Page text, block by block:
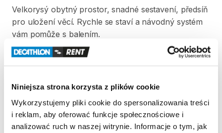
Niniejsza strona korzysta z plików cookie
Wykorzystujemy pliki cookie do spersonalizowania treści
i reklam, aby oferować funkcje społecznościowe i
analizować ruch w naszej witrynie. Informacje o tym, jak
Velkorysý obytný prostor​​​,​ snadné sestavení​​​,​ předsíň
pro uložení věcí. Rychle se staví a návodný systém
vám pomůže s balením.
Strona produktu w sklepie
Zasady wypożyczenia
REGULAMIN